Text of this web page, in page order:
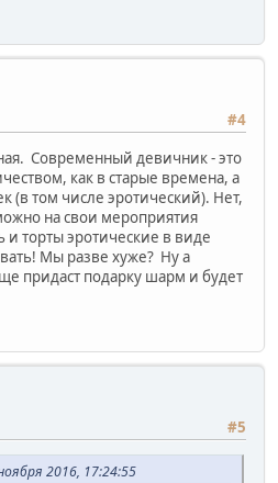
#4
Современный девичник - это
как в старые времена, а
(в том числе эротический). Нет,
на свои мероприятия
торты эротические в виде
Мы разве хуже? Ну а
придаст подарку шарм и будет
#5
2016, 17:24:55